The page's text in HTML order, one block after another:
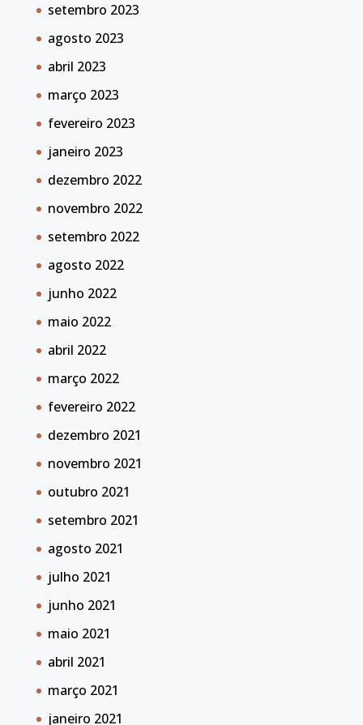
setembro 2023
agosto 2023
abril 2023
março 2023
fevereiro 2023
janeiro 2023
dezembro 2022
novembro 2022
setembro 2022
agosto 2022
junho 2022
maio 2022
abril 2022
março 2022
fevereiro 2022
dezembro 2021
novembro 2021
outubro 2021
setembro 2021
agosto 2021
julho 2021
junho 2021
maio 2021
abril 2021
março 2021
janeiro 2021